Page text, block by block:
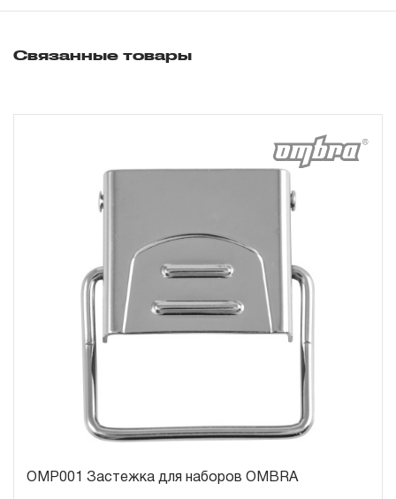
2.1 На инструмент, имеющий в своей конструкции
распространяется понятие «ограниченной гарантии», в
связанным с повышенным износом при использовании
и определен в 12-15 месяцев с начала использования
в условиях эксплуатации средней интенсивности.
2.2 При повышенной интенсивности или тяжелых
условиях эксплуатации инструмента гарантийный срок
может быть сокращен до одного месяца.
2.3 Начало гарантийного срока, начало эксплуатации
определяется по дате продажи, указанной в
гарантийном талоне продавцом инструмента или
документе, подтверждающим факт приобретения
изделия. В отдельных случаях, при реализации
продукции на промышленные предприятия, начало
ввода инструмента в эксплуатацию, но не более 3-х
Связанные товары
OMP001 Застежка для наборов OMBRA